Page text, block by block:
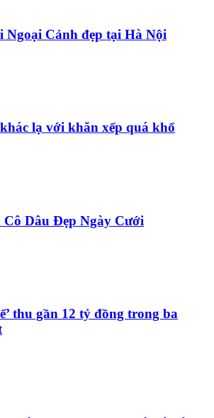
Ngoại Cảnh đẹp tại Hà Nội
lạ với khăn xếp quá khổ
Dâu Đẹp Ngày Cưới
thu gần 12 tỷ đồng trong ba